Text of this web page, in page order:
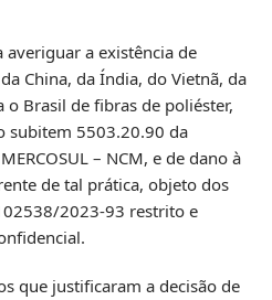
a existência de
China, da Índia, do Vietnã, da
o Brasil de fibras de poliéster,
subitem 5503.20.90 da
– NCM, e de dano à
de tal prática, objeto dos
2023-93 restrito e
que justificaram a decisão de